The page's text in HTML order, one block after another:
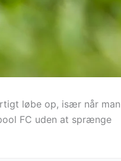
løbe op, især når
FC uden at sprænge